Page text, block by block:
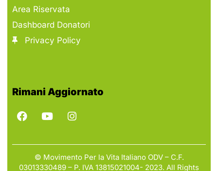
Area Riservata
Dashboard Donatori
Privacy Policy
Rimani Aggiornato
© Movimento Per la Vita Italiano ODV – C.F.
03013330489 – P. IVA 13815021004- 2023. All Rights